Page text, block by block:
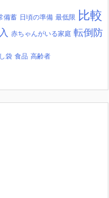
備蓄 日頃の準備 最低限 比較
赤ちゃんがいる家庭 転倒防
袋 食品 高齢者